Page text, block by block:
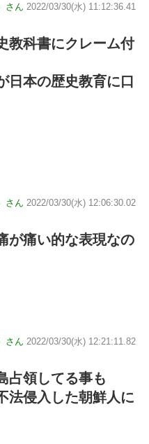
さん 2022/03/30(水) 11:12:36.41
教科書にクレーム付
日本の歴史教育に口
さん 2022/03/30(水) 12:06:30.02
が痛い的な表現なの
さん 2022/03/30(水) 12:21:11.82
占領してる事も
法侵入した朝鮮人に